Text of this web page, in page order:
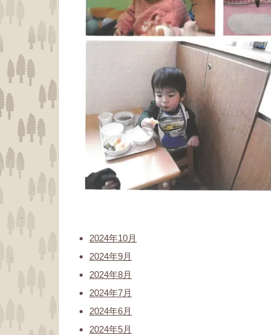
2024年10月
2024年9月
2024年8月
2024年7月
2024年6月
2024年5月